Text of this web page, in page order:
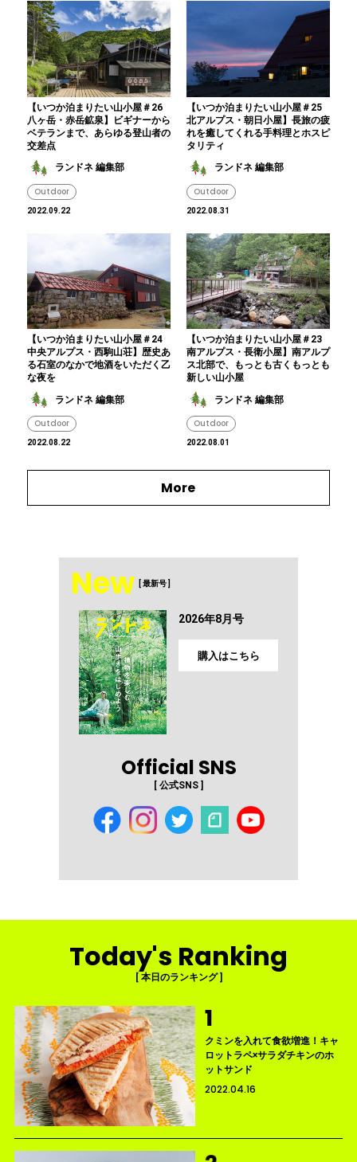
【いつか泊まりたい山小屋＃26
八ヶ岳・赤岳鉱泉】ビギナーから
ベテランまで、あらゆる登山者の
交差点
ランドネ 編集部
Outdoor
2022.09.22
【いつか泊まりたい山小屋＃25
北アルプス・朝日小屋】長旅の疲
れを癒してくれる手料理とホスピ
タリティ
ランドネ 編集部
Outdoor
2022.08.31
【いつか泊まりたい山小屋＃24
中央アルプス・西駒山荘】歴史あ
る石室のなかで地酒をいただく乙
な夜を
ランドネ 編集部
Outdoor
2022.08.22
【いつか泊まりたい山小屋＃23
南アルプス・長衛小屋】南アルプ
ス北部で、もっとも古くもっとも
新しい山小屋
ランドネ 編集部
Outdoor
2022.08.01
More
New [ 最新号 ]
2026年8月号
購入はこちら
Official SNS
[ 公式SNS ]
Today's Ranking
[ 本日のランキング ]
クミンを入れて食欲増進！キャ
ロットラペ×サラダチキンのホ
ットサンド
2022.04.16